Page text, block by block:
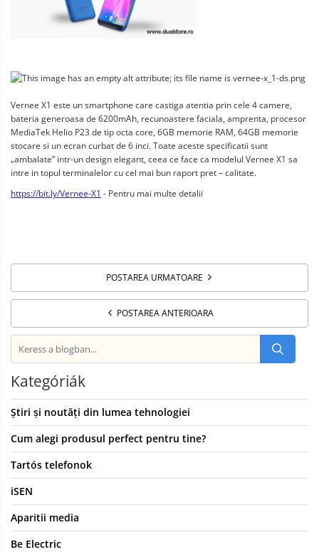
Vernee X1 este un smartphone care castiga atentia prin cele 4 camere,
bateria generoasa de 6200mAh, recunoastere faciala, amprenta, procesor
MediaTek Helio P23 de tip octa core, 6GB memorie RAM, 64GB memorie
stocare si un ecran curbat de 6 inci. Toate aceste specificatii sunt
„ambalate” intr-un design elegant, ceea ce face ca modelul Vernee X1 sa
intre in topul terminalelor cu cel mai bun raport pret – calitate.
https://bit.ly/Vernee-X1 - Pentru mai multe detalii
POSTAREA URMATOARE
POSTAREA ANTERIOARA
Kategóriák
Știri și noutăți din lumea tehnologiei
Cum alegi produsul perfect pentru tine?
Tartós telefonok
iSEN
Aparitii media
Be Electric